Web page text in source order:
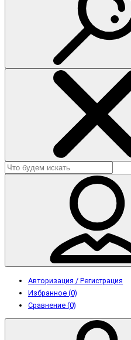
Авторизация / Регистрация
Избранное (0)
Сравнение (0)